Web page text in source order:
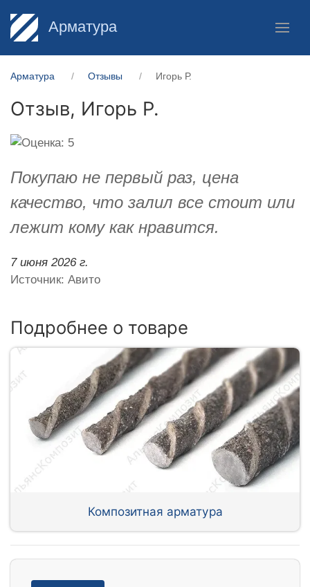
Арматура
Арматура Отзывы Игорь Р.
Отзыв, Игорь Р.
Покупаю не первый раз, цена
качество, что залил все стоит или
лежит кому как нравится.
7 июня 2026 г.
Источник: Авито
Подробнее о товаре
Композитная арматура